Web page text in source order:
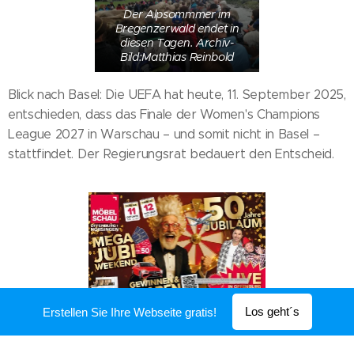
Der Alpsommmer im
Bregenzerwald endet in
diesen Tagen. Archiv-
Bild:Matthias Reinbold
Blick nach Basel: Die UEFA hat heute, 11. September 2025,
entschieden, dass das Finale der Women's Champions
League 2027 in Warschau – und somit nicht in Basel –
stattfindet. Der Regierungsrat bedauert den Entscheid.
Erstellen Sie Ihre Webseite gratis! Los geht´s